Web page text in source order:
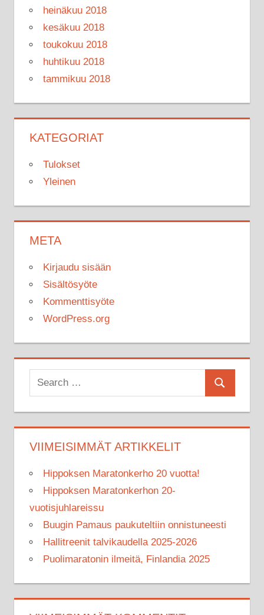
heinäkuu 2018
kesäkuu 2018
toukokuu 2018
huhtikuu 2018
tammikuu 2018
KATEGORIAT
Tulokset
Yleinen
META
Kirjaudu sisään
Sisältösyöte
Kommenttisyöte
WordPress.org
Search
for:
Search
VIIMEISIMMÄT ARTIKKELIT
Hippoksen Maratonkerho 20 vuotta!
Hippoksen Maratonkerhon 20-
vuotisjuhlareissu
Buugin Pamaus paukuteltiin onnistuneesti
Hallitreenit talvikaudella 2025-2026
Puolimaratonin ilmeitä, Finlandia 2025